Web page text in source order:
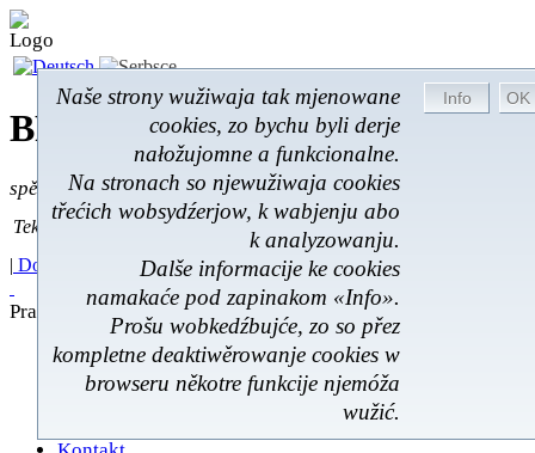
BROM-Service *Online
spěšnje * spušćomnje * małonałožnje
Naše strony wužiwaja tak mjenowane
cookies, zo bychu byli derje
nałožujomne a funkcionalne.
Na stronach so njewužiwaja cookies
třećich wobsydźerjow, k wabjenju abo
k analyzowanju.
Dalše informacije ke cookies
namakaće pod zapinakom «Info».
Prošu wobkedźbujće, zo so přez
kompletne deaktiwěrowanje cookies w
browseru někotre funkcije njemóža
wužić.
Tekst pytać:
Tekst pytać
| Domoj Poskitki|Z wokoliny|Feedback|
Prawnistwo
Poskićer
Prawnistwo